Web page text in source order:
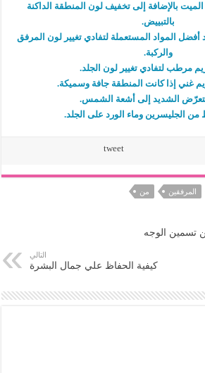
بالإضافة إلى تخفيف لون المنطقة الداكنة
بالتبييض.
أفضل المواد المستعملة لتفادي تغيير لون المرفق
والركبة.
tweet
المرفقين من
تسمين الوجه
التالي
كيفية الحفاظ علي جمال البشرة